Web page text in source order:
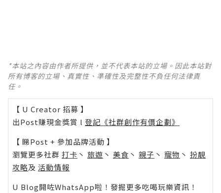
*本站之內容由作者所提供，並不代表本站的立場。因此本站對
所有博客的立場、真實性、準確性及完整性不負任何法律責
任。
【 U Creator 招募 】
出Post賺現金獎賞 l 登記《社群創作有價企劃》
【 睇Post + 參加品牌活動 】
瀏覽更多社群 打卡 丶 旅遊 丶 美食 丶 親子 丶 寵物 丶 扮靚
攻略及 活動情報
U Blog開咗WhatsApp啦！發掘更多吃喝玩樂資訊！